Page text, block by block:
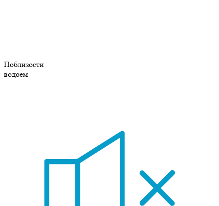
Поблизости
водоем